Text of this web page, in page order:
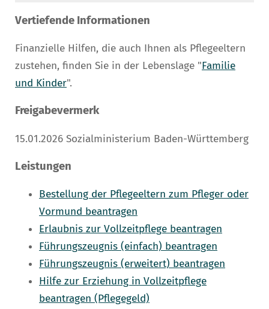
Vertiefende Informationen
Finanzielle Hilfen, die auch Ihnen als Pflegeeltern
zustehen, finden Sie in der Lebenslage "Familie
und Kinder".
Freigabevermerk
15.01.2026 Sozialministerium Baden-Württemberg
Leistungen
Bestellung der Pflegeeltern zum Pfleger oder
Vormund beantragen
Erlaubnis zur Vollzeitpflege beantragen
Führungszeugnis (einfach) beantragen
Führungszeugnis (erweitert) beantragen
Hilfe zur Erziehung in Vollzeitpflege
beantragen (Pflegegeld)